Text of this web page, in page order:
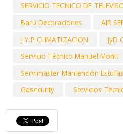
SERVICIO TECNICO DE
Barú Decoraciones
AIR
J Y P CLIMATIZACION
JyD
Servicio Técnico Manuel Montt
Servimaster Mantención
Gasecurity
Servicios